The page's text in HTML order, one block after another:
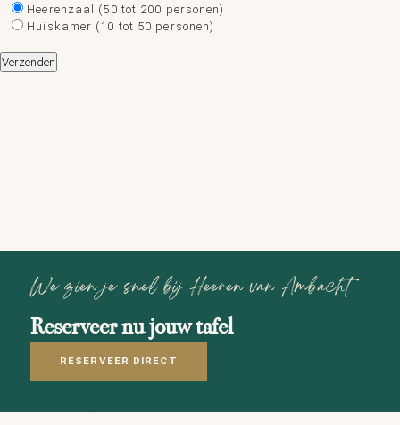
Heerenzaal (50 tot 200 personen)
Huiskamer (10 tot 50 personen)
We zien je snel bij Heeren van Ambacht
Reserveer nu jouw tafel
RESERVEER DIRECT